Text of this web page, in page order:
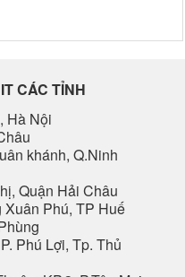
CÁC TỈNH
Hà Nội
khánh, Q.Ninh
Quận Hải Châu
Phú, TP Huế
Phú Lợi, Tp. Thủ